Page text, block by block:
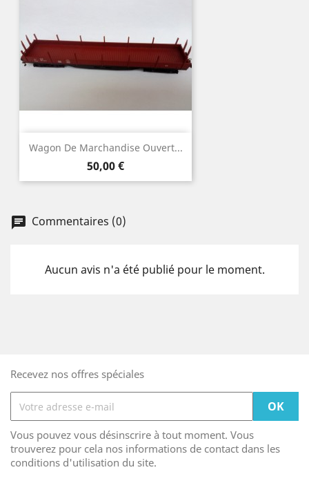
Wagon De Marchandise Ouvert...
Prix
50,00 €
Commentaires (0)
Aucun avis n'a été publié pour le moment.
Recevez nos offres spéciales
Vous pouvez vous désinscrire à tout moment. Vous
trouverez pour cela nos informations de contact dans les
conditions d'utilisation du site.